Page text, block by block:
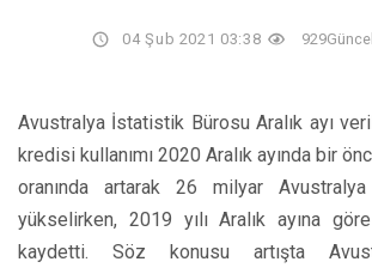
04 Şub 2021 03:38 929
Avustralya İstatistik Bürosu Aralık ayı
kredisi kullanımı 2020 Aralık ayında bir
oranında artarak 26 milyar Avustralya
yükselirken, 2019 yılı Aralık ayına
kaydetti. Söz konusu artışta